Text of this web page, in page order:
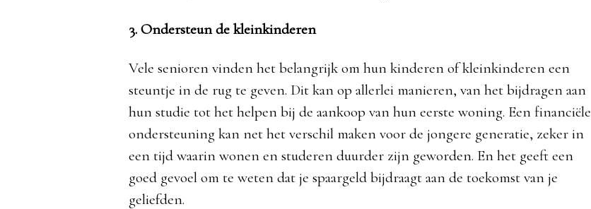
3. Ondersteun de kleinkinderen
Vele senioren vinden het belangrijk om hun kinderen of kleinkinderen een
steuntje in de rug te geven. Dit kan op allerlei manieren, van het bijdragen aan
hun studie tot het helpen bij de aankoop van hun eerste woning. Een financiële
ondersteuning kan net het verschil maken voor de jongere generatie, zeker in
een tijd waarin wonen en studeren duurder zijn geworden. En het geeft een
goed gevoel om te weten dat je spaargeld bijdraagt aan de toekomst van je
geliefden.